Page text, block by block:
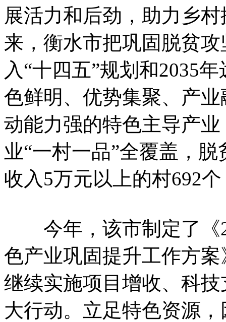
展活力和后劲，助力乡
来，衡水市把巩固脱贫
入“十四五”规划和2035
色鲜明、优势集聚、产
动能力强的特色主导产
业“一村一品”全覆盖，
收入5万元以上的村692
今年，该市制定了《
色产业巩固提升工作方
继续实施项目增收、科
大行动。立足特色资源